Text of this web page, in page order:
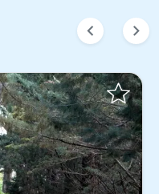
chevron_left chevron_right